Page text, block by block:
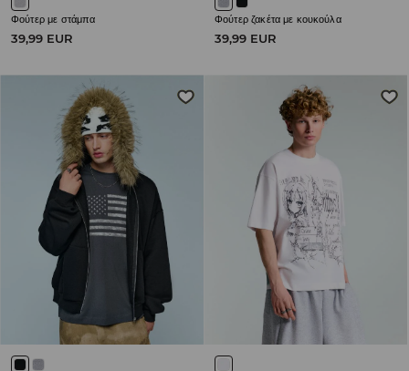
Φούτερ με στάμπα
39,99 EUR
Φούτερ ζακέτα με κουκούλα
39,99 EUR